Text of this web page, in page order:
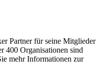
Partner für seine Mitglieder
400 Organisationen sind
mehr Informationen zur